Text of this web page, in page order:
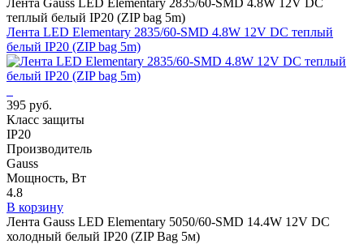
Лента Gauss LED Elementary 2835/60-SMD 4.8W 12V DC
теплый белый IP20 (ZIP bag 5m)
Лента LED Elementary 2835/60-SMD 4.8W 12V DC теплый
белый IP20 (ZIP bag 5m)
395 руб.
Класс защиты
IP20
Производитель
Gauss
Мощность, Вт
4.8
В корзину
Лента Gauss LED Elementary 5050/60-SMD 14.4W 12V DC
холодный белый IP20 (ZIP Bag 5м)